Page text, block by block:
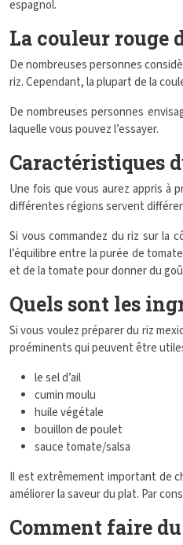
espagnol.
La couleur rouge
De nombreuses personnes
riz. Cependant, la plupart de la
De nombreuses personnes
laquelle vous pouvez l’essayer.
Caractéristiques
Une fois que vous aurez appris à
différentes régions servent
Si vous commandez du riz sur la
l’équilibre entre la purée de
et de la tomate pour donner du
Quels sont les
Si vous voulez préparer du riz
proéminents qui peuvent être
le sel d’ail
cumin moulu
huile végétale
bouillon de poulet
sauce tomate/salsa
Il est extrêmement important de
améliorer la saveur du plat. Par
Comment faire